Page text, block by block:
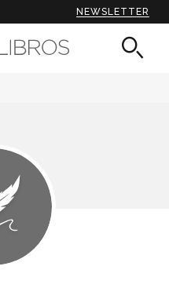
NEWSLETTER